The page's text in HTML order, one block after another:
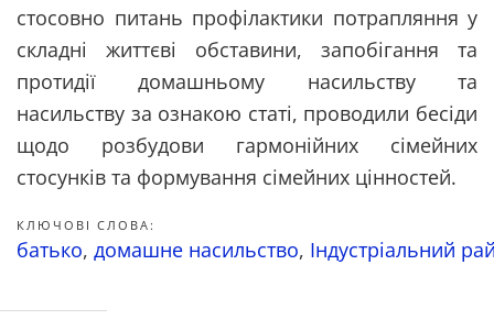
стосовно питань профілактики потрапляння у
складні життєві обставини, запобігання та
протидії домашньому насильству та
насильству за ознакою статі, проводили бесіди
щодо розбудови гармонійних сімейних
стосунків та формування сімейних цінностей.
КЛЮЧОВІ СЛОВА:
батько, домашне насильство, Індустріальний